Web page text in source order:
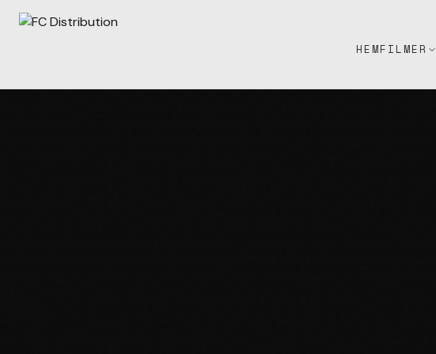
HEMFILMER